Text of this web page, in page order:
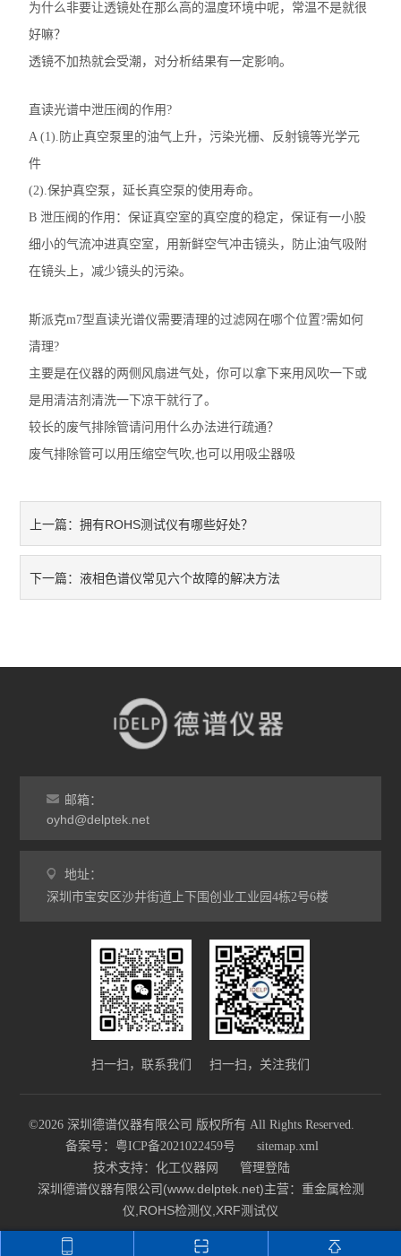
为什么非要让透镜处在那么高的温度环境中呢，常温不是就很
好嘛？
透镜不加热就会受潮，对分析结果有一定影响。
直读光谱中泄压阀的作用?
A (1).防止真空泵里的油气上升，污染光栅、反射镜等光学元
件
(2).保护真空泵，延长真空泵的使用寿命。
B 泄压阀的作用：保证真空室的真空度的稳定，保证有一小股
细小的气流冲进真空室，用新鲜空气冲击镜头，防止油气吸附
在镜头上，减少镜头的污染。
斯派克m7型直读光谱仪需要清理的过滤网在哪个位置?需如何
清理?
主要是在仪器的两侧风扇进气处，你可以拿下来用风吹一下或
是用清洁剂清洗一下凉干就行了。
较长的废气排除管请问用什么办法进行疏通？
废气排除管可以用压缩空气吹,也可以用吸尘器吸
上一篇：拥有ROHS测试仪有哪些好处？
下一篇：液相色谱仪常见六个故障的解决方法
邮箱：
oyhd@delptek.net
地址：
深圳市宝安区沙井街道上下围创业工业园4栋2号6楼
扫一扫，联系我们 扫一扫，关注我们
©2026 深圳德谱仪器有限公司 版权所有 All Rights Reserved.
备案号：粤ICP备2021022459号
sitemap.xml
技术支持： 化工仪器网 管理登陆
深圳德谱仪器有限公司(www.delptek.net)主营：重金属检测
仪,ROHS检测仪,XRF测试仪